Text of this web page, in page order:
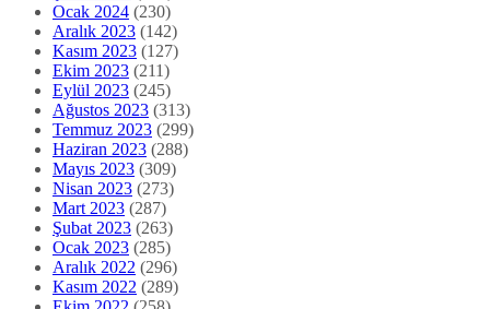
Ocak 2024 (230)
Aralık 2023 (142)
Kasım 2023 (127)
Ekim 2023 (211)
Eylül 2023 (245)
Ağustos 2023 (313)
Temmuz 2023 (299)
Haziran 2023 (288)
Mayıs 2023 (309)
Nisan 2023 (273)
Mart 2023 (287)
Şubat 2023 (263)
Ocak 2023 (285)
Aralık 2022 (296)
Kasım 2022 (289)